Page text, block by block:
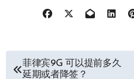
菲律宾9G 可以提前多久
延期或者降签？